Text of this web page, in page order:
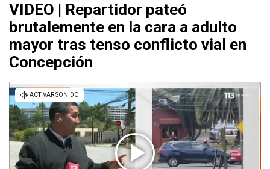
VIDEO | Repartidor pateó
brutalemente en la cara a adulto
mayor tras tenso conflicto vial en
Concepción